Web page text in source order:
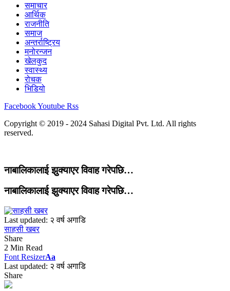
समाचार
आर्थिक
राजनीति
समाज
अन्तर्राष्ट्रिय
मनोरन्जन
खेलकुद
स्वास्थ्य
रोचक
भिडियो
FacebookYoutube Rss
Copyright © 2019 - 2024 Sahasi Digital Pvt. Ltd. All rights
reserved.
नाबालिकालाई झुक्याएर विवाह गरेपछि…
नाबालिकालाई झुक्याएर विवाह गरेपछि…
Last updated: २ वर्ष अगाडि
साहसी खबर
Share
2 Min Read
Font ResizerAa
Last updated: २ वर्ष अगाडि
Share